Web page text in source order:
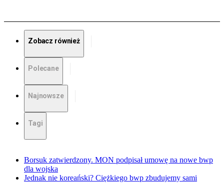
Zobacz również
Polecane
Najnowsze
Tagi
Borsuk zatwierdzony. MON podpisał umowę na nowe bwp
dla wojska
Jednak nie koreański? Ciężkiego bwp zbudujemy sami